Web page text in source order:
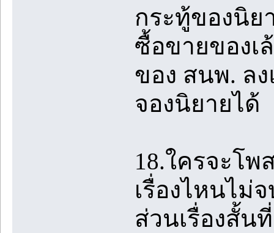
กระทู้ของนิ
ซื้อขายของเ
ของ สนพ. ล
จองนิยายได้
18.ใครจะโ
เรื่องไหนไม่
ส่วนเรื่องสั้น